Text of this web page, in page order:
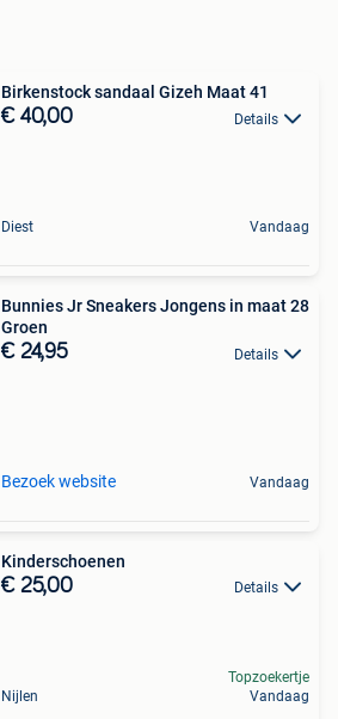
Birkenstock sandaal Gizeh Maat 41
€ 40,00 Details
Diest Vandaag
Bunnies Jr Sneakers Jongens in maat 28
Groen
€ 24,95 Details
Bezoek website Vandaag
Kinderschoenen
€ 25,00 Details
Nijlen
Topzoekertje
Vandaag